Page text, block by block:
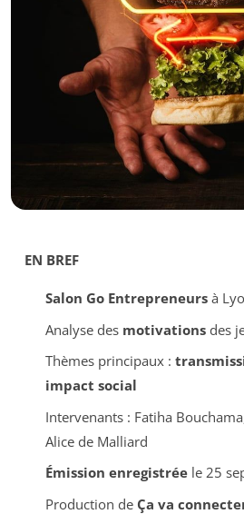
EN BREF
Salon Go Entrepreneursà
Analyse des motivationsdes
Thèmes principaux :
impact social
Intervenants : Fatiha
Alice de Malliard
Émission enregistréele 25
Production de Ça va